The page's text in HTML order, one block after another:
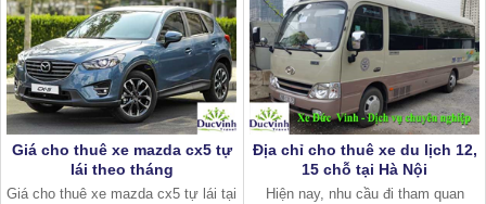
Giá cho thuê xe mazda cx5 tự
lái theo tháng
Giá cho thuê xe mazda cx5 tự lái tại
Địa chỉ cho thuê xe du lịch 12,
15 chỗ tại Hà Nội
Hiện nay, nhu cầu đi tham quan